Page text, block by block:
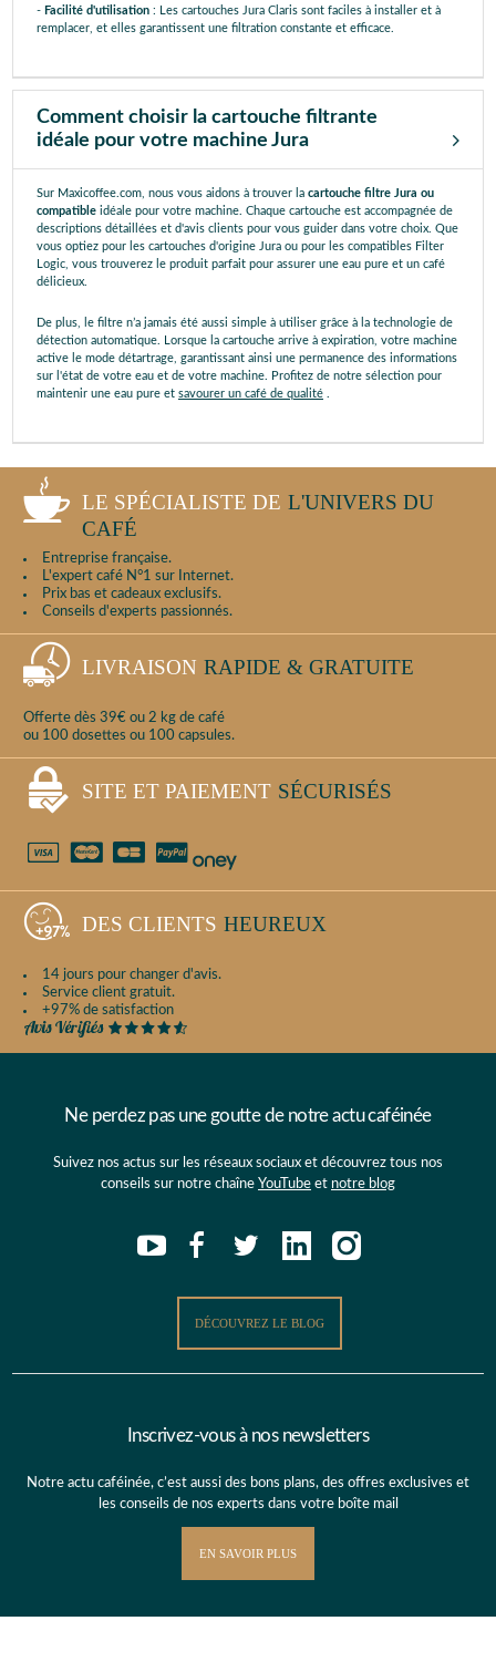
- Facilité d'utilisation : Les cartouches Jura Claris sont faciles à installer et à
remplacer, et elles garantissent une filtration constante et efficace.
Comment choisir la cartouche filtrante
idéale pour votre machine Jura
Sur Maxicoffee.com, nous vous aidons à trouver la cartouche filtre Jura ou
compatible idéale pour votre machine. Chaque cartouche est accompagnée de
descriptions détaillées et d'avis clients pour vous guider dans votre choix. Que
vous optiez pour les cartouches d'origine Jura ou pour les compatibles Filter
Logic, vous trouverez le produit parfait pour assurer une eau pure et un café
délicieux.
De plus, le filtre n’a jamais été aussi simple à utiliser grâce à la technologie de
détection automatique. Lorsque la cartouche arrive à expiration, votre machine
active le mode détartrage, garantissant ainsi une permanence des informations
sur l'état de votre eau et de votre machine. Profitez de notre sélection pour
maintenir une eau pure et savourer un café de qualité
LE SPÉCIALISTE DE L'UNIVERS DU
CAFÉ
Entreprise française.
L'expert café N°1 sur Internet.
Prix bas et cadeaux exclusifs.
Conseils d'experts passionnés.
LIVRAISON RAPIDE & GRATUITE
Offerte dès 39€ ou 2 kg de café
ou 100 dosettes ou 100 capsules.
SITE ET PAIEMENT SÉCURISÉS
DES CLIENTS HEUREUX
14 jours pour changer d'avis.
Service client gratuit.
+97% de satisfaction
Ne perdez pas une goutte de notre actu caféinée
Suivez nos actus sur les réseaux sociaux et découvrez tous nos
conseils sur notre chaîne YouTube et notre blog
DÉCOUVREZ LE BLOG
Inscrivez-vous à nos newsletters
Notre actu caféinée, c’est aussi des bons plans, des offres exclusives et
les conseils de nos experts dans votre boîte mail
EN SAVOIR PLUS